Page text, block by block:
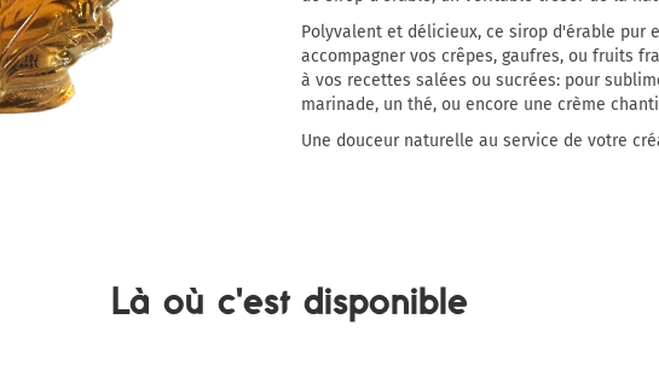
Polyvalent et délicieux, ce sirop d'érable pur
accompagner vos crêpes, gaufres, ou fruits
à vos recettes salées ou sucrées: pour
marinade, un thé, ou encore une crème
Une douceur naturelle au service de votre
Là où c'est disponible